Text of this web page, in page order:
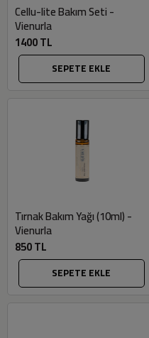
Cellu-lite Bakım Seti -
Vienurla
1400 TL
SEPETE EKLE
Tırnak Bakım Yağı (10ml) -
Vienurla
850 TL
SEPETE EKLE